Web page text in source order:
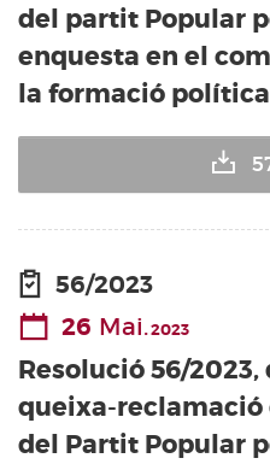
del partit Popular
enquesta en el
la formació
56/2023
26 Mai.2023
Resolució 56/2023,
queixa-
del Partit Popular